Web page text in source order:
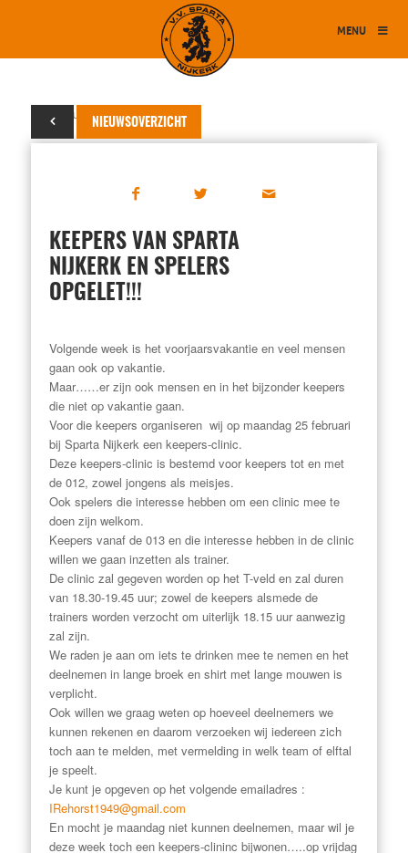
MENU
NIEUWSOVERZICHT
19 februari 2019
KEEPERS VAN SPARTA
NIJKERK EN SPELERS
OPGELET!!!
Volgende week is het voorjaarsvakantie en veel mensen
gaan ook op vakantie.
Maar……er zijn ook mensen en in het bijzonder keepers
die niet op vakantie gaan.
Voor die keepers organiseren wij op maandag 25 februari
bij Sparta Nijkerk een keepers-clinic.
Deze keepers-clinic is bestemd voor keepers tot en met
de 012, zowel jongens als meisjes.
Ook spelers die interesse hebben om een clinic mee te
doen zijn welkom.
Keepers vanaf de 013 en die interesse hebben in de clinic
willen we gaan inzetten als trainer.
De clinic zal gegeven worden op het T-veld en zal duren
van 18.30-19.45 uur; zowel de keepers alsmede de
trainers worden verzocht om uiterlijk 18.15 uur aanwezig
zal zijn.
We raden je aan om iets te drinken mee te nemen en het
deelnemen in lange broek en shirt met lange mouwen is
verplicht.
Ook willen we graag weten op hoeveel deelnemers we
kunnen rekenen en daarom verzoeken wij iedereen zich
toch aan te melden, met vermelding in welk team of elftal
je speelt.
Je kunt je opgeven op het volgende emailadres :
IRehorst1949@gmail.com
En mocht je maandag niet kunnen deelnemen, maar wil je
deze week toch een keepers-clininc bijwonen…..op vrijdag